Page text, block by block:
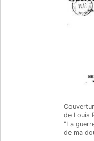
de Louis
"La
de ma